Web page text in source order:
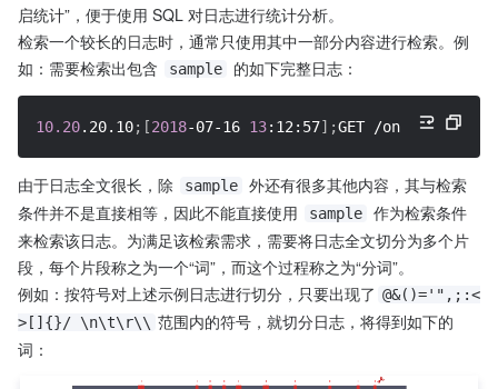
启统计”，便于使用 SQL 对日志进行统计分析。
检索一个较长的日志时，通常只使用其中一部分内容进行检索。例
如：需要检索出包含
sample 的如下完整日志：
10.20.20.10; [2018-07-16 13:12:57] ;GET /online/
由于日志全文很长，除 sample
外还有很多其他内容，其与检索
条件并不是直接相等，因此不能直接使用
sample
作为检索条件
来检索该日志。为满足该检索需求，需要将日志全文切分为多个片
段，每个片段称之为一个“词”，而这个过程称之为“分词”。
例如：按符号对上述示例日志进行切分，只要出现了 @&()='",;:<
>[]{}/ \n\t\r\\ 范围内的符号，就切分日志，将得到如下的
词：